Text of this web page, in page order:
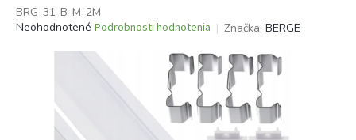
BRG-31-B-M-2M
Priemerné
hviezdičiek.
Neohodnotené Podrobnosti hodnotenia Značka: BERGE